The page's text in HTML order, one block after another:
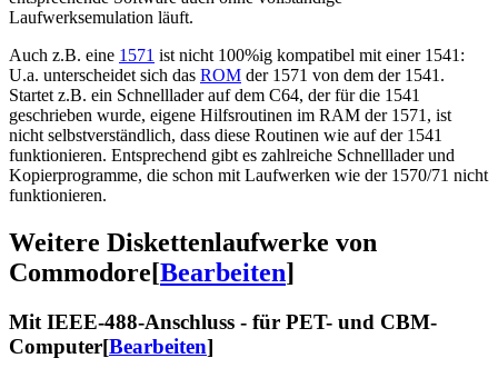
Laufwerksemulation läuft.
Auch z.B. eine 1571 ist nicht 100%ig kompatibel mit einer 1541:
U.a. unterscheidet sich das ROM der 1571 von dem der 1541.
Startet z.B. ein Schnelllader auf dem C64, der für die 1541
geschrieben wurde, eigene Hilfsroutinen im RAM der 1571, ist
nicht selbstverständlich, dass diese Routinen wie auf der 1541
funktionieren. Entsprechend gibt es zahlreiche Schnelllader und
Kopierprogramme, die schon mit Laufwerken wie der 1570/71 nicht
funktionieren.
Weitere Diskettenlaufwerke von
Commodore[Bearbeiten]
Mit IEEE-488-Anschluss - für PET- und CBM-
Computer[Bearbeiten]